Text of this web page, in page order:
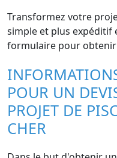
Transformez votre
simple et plus expéditif
formulaire pour obtenir
POUR UN
PROJET DE
CHER